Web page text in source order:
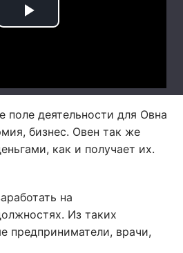
поле деятельности для Овна
бизнес. Овен так же
как и получает их.
на
Из таких
предприниматели, врачи,